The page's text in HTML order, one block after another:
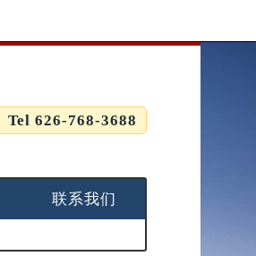
Tel 626-768-3688
联系我们